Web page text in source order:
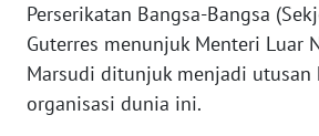
Perserikatan Bangsa-Bangsa
Guterres menunjuk Menteri Luar
Marsudi ditunjuk menjadi utusan
organisasi dunia ini.
EDITORIAL
Informasi